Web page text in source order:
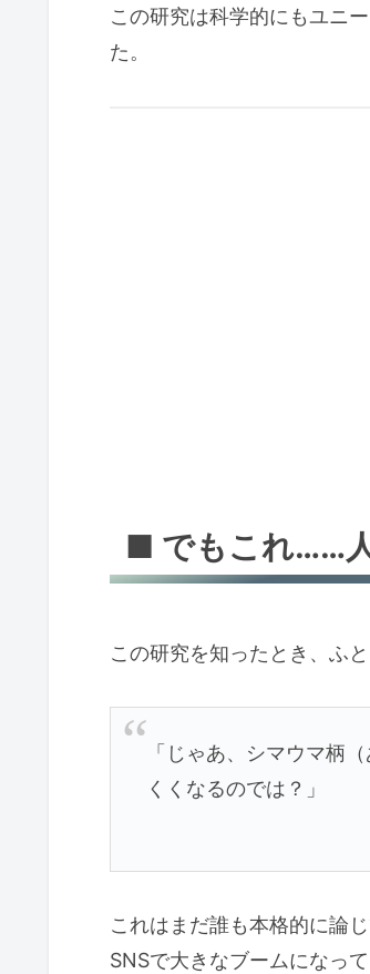
この研究は科学的にもユニ
た。
■ でもこれ……
この研究を知ったとき、ふ
「じゃあ、シマウマ柄
くくなるのでは？」
これはまだ誰も本格的に論
SNSで大きなブームになっ